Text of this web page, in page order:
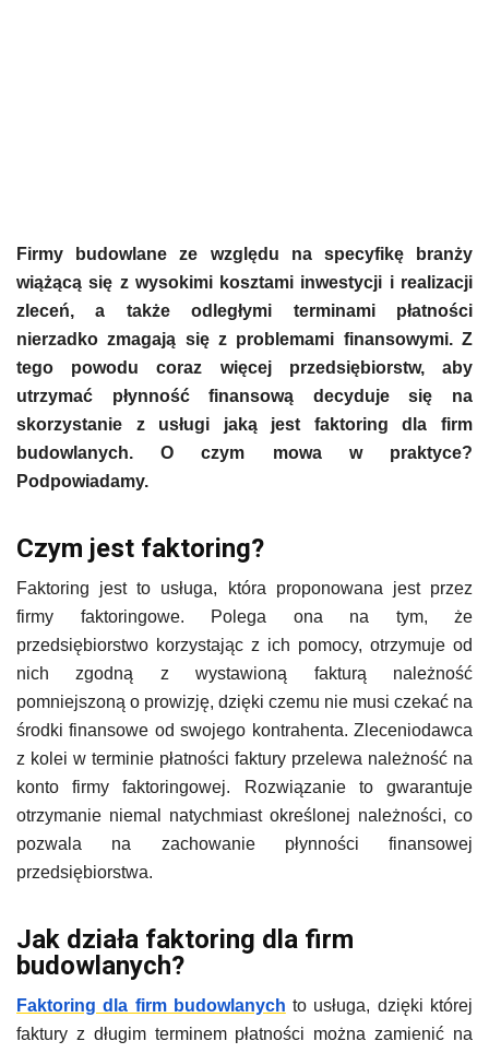
Firmy budowlane ze względu na specyfikę branży
wiążącą się z wysokimi kosztami inwestycji i realizacji
zleceń, a także odległymi terminami płatności
nierzadko zmagają się z problemami finansowymi. Z
tego powodu coraz więcej przedsiębiorstw, aby
utrzymać płynność finansową decyduje się na
skorzystanie z usługi jaką jest faktoring dla firm
budowlanych. O czym mowa w praktyce?
Podpowiadamy.
Czym jest faktoring?
Faktoring jest to usługa, która proponowana jest przez
firmy faktoringowe. Polega ona na tym, że
przedsiębiorstwo korzystając z ich pomocy, otrzymuje od
nich zgodną z wystawioną fakturą należność
pomniejszoną o prowizję, dzięki czemu nie musi czekać na
środki finansowe od swojego kontrahenta. Zleceniodawca
z kolei w terminie płatności faktury przelewa należność na
konto firmy faktoringowej. Rozwiązanie to gwarantuje
otrzymanie niemal natychmiast określonej należności, co
pozwala na zachowanie płynności finansowej
przedsiębiorstwa.
Jak działa faktoring dla firm
budowlanych?
Faktoring dla firm budowlanych to usługa, dzięki której
faktury z długim terminem płatności można zamienić na